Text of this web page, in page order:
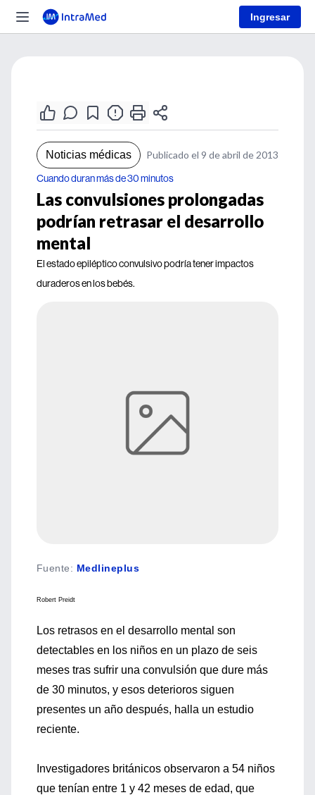
Ingresar
Noticias médicas Publicado el 9 de abril de 2013
Cuando duran más de 30 minutos
Las convulsiones prolongadas
podrían retrasar el desarrollo
mental
El estado epiléptico convulsivo podría tener impactos
duraderos en los bebés.
Fuente: Medlineplus
Robert Preidt
Los retrasos en el desarrollo mental son
detectables en los niños en un plazo de seis
meses tras sufrir una convulsión que dure más
de 30 minutos, y esos deterioros siguen
presentes un año después, halla un estudio
reciente.
Investigadores británicos observaron a 54 niños
que tenían entre 1 y 42 meses de edad, que